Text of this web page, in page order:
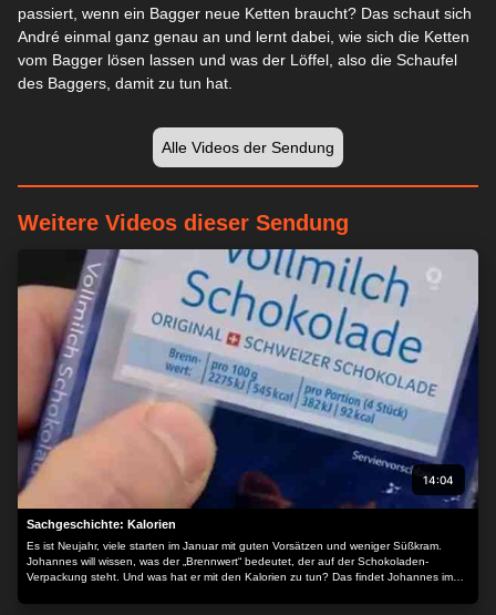
passiert, wenn ein Bagger neue Ketten braucht? Das schaut sich
André einmal ganz genau an und lernt dabei, wie sich die Ketten
vom Bagger lösen lassen und was der Löffel, also die Schaufel
des Baggers, damit zu tun hat.
Alle Videos der Sendung
Weitere Videos dieser Sendung
14:04
Sachgeschichte: Kalorien
Es ist Neujahr, viele starten im Januar mit guten Vorsätzen und weniger Süßkram.
Johannes will wissen, was der „Brennwert“ bedeutet, der auf der Schokoladen-
Verpackung steht. Und was hat er mit den Kalorien zu tun? Das findet Johannes im
Körper verbrennt. Wie lange braucht sein Körper, um die Energie einer ganzen Tafel